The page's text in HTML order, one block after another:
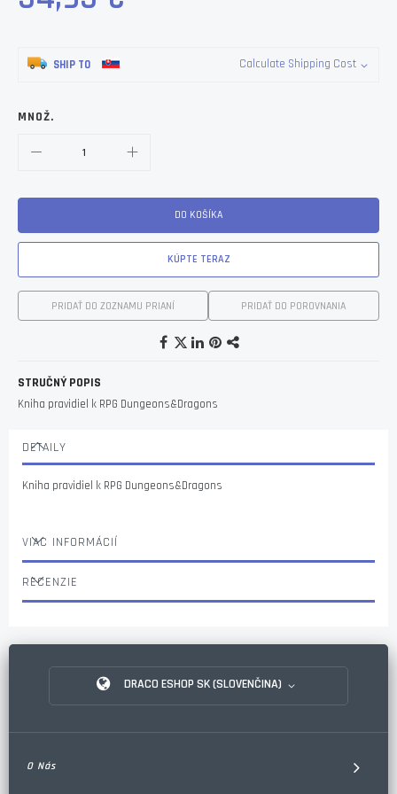
SHIP TO Calculate Shipping Cost
MNOŽ.
DO KOŠÍKA
KÚPTE TERAZ
PRIDAŤ DO ZOZNAMU PRIANÍ PRIDAŤ DO POROVNANIA
STRUČNÝ POPIS
Kniha pravidiel k RPG Dungeons&Dragons
DETAILY
Kniha pravidiel k RPG Dungeons&Dragons
VIAC INFORMÁCIÍ
RECENZIE
DRACO ESHOP SK (SLOVENČINA)
O Nás